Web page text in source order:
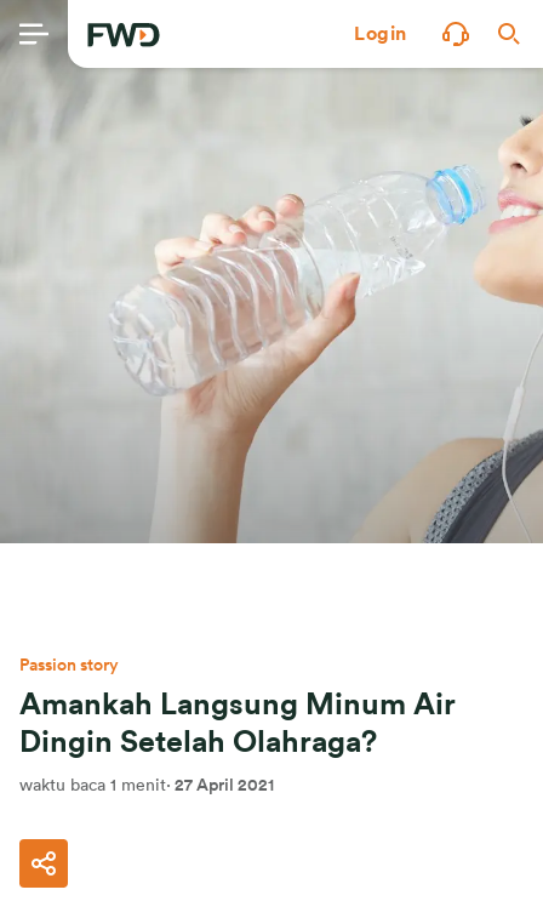
Login
Passion story
Amankah Langsung Minum Air
Dingin Setelah Olahraga?
waktu baca 1 menit· 27 April 2021